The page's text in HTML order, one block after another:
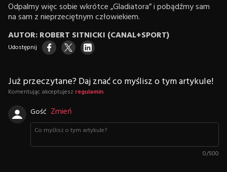
Odpalmy więc sobie wkrótce „Gladiatora” i pobądźmy sam
na sam z nieprzeciętnym człowiekiem.
AUTOR: ROBERT SITNICKI (CANAL+SPORT)
Udostępnij
Już przeczytane? Daj znać co myślisz o tym artykule!
Komentując akceptujesz regulamin.
Gość Zmień
0/500